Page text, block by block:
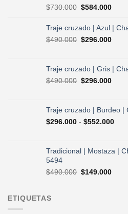
$730.000 El
original
era:
$730.000.
$584.000El
es:
Traje cruzado | Azul |
$490.000 El
era:
$490.000.
$296.000El
es:
Traje cruzado | Gris |
$490.000 El
era:
$490.000.
$296.000El
es:
Traje cruzado | Burdeo |
$296.000 - $552.000
Tradicional | Mostaza |
5494
$490.000 El
$149.000El
ETIQUETAS